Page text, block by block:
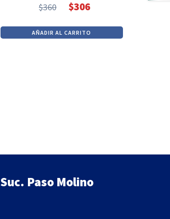
$360
precio
original
$306
precio
actual
AÑADIR AL CARRITO
Suc. Paso Molino